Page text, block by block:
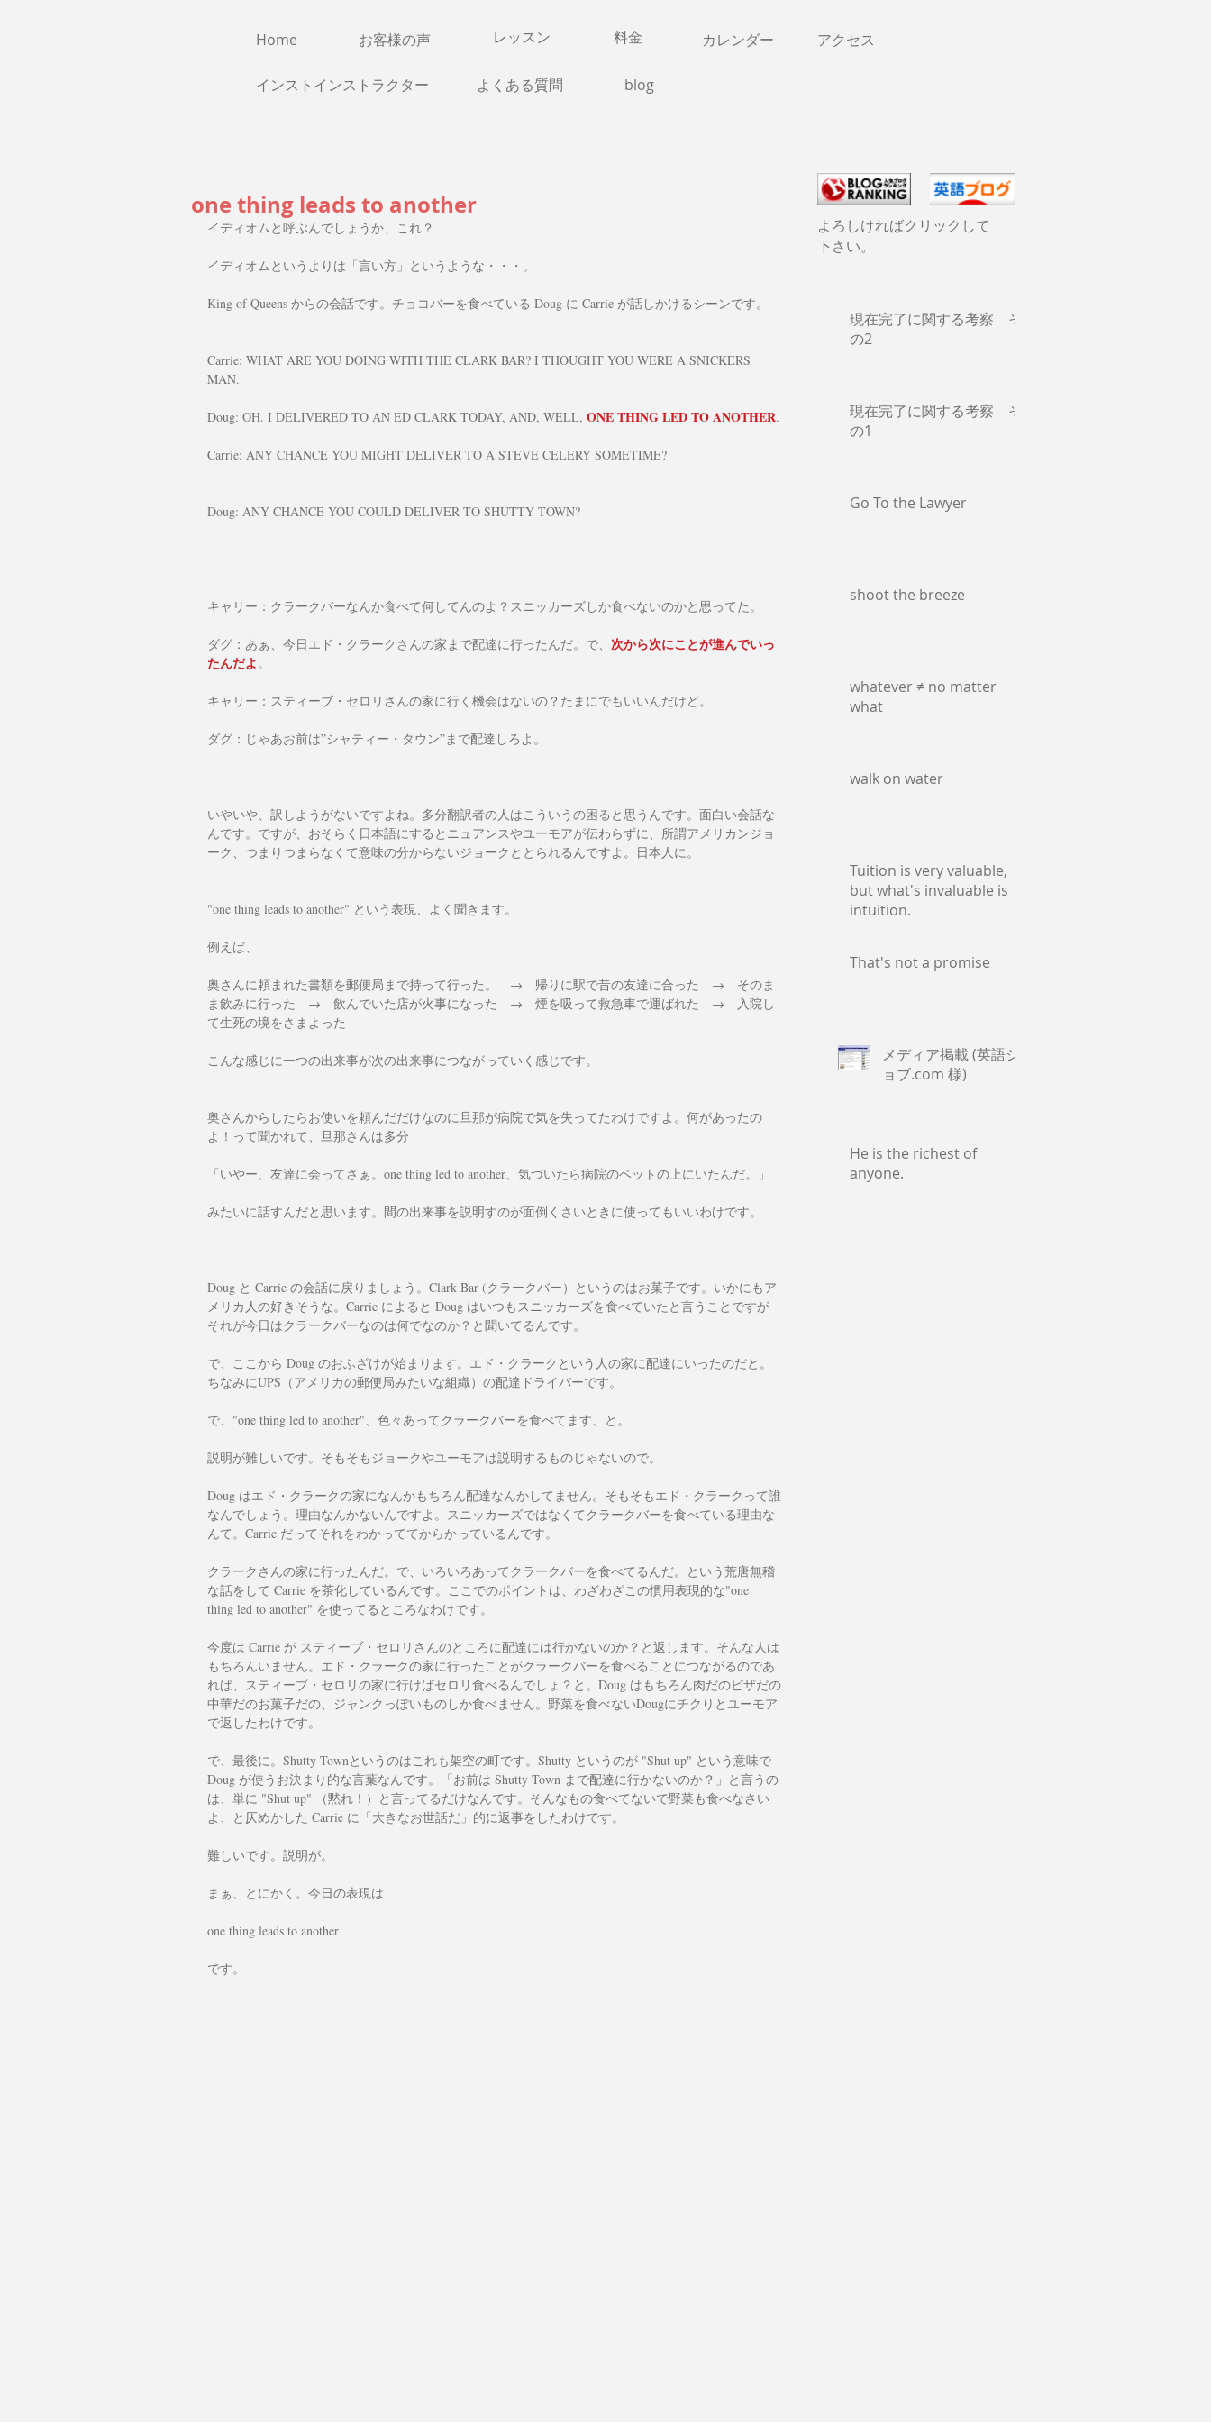
Home ​お客様の声
インストインストラクター
​レッスン
よくある質問
​料金​ ​カレンダー アクセス
blog
one thing leads to another
イディオムと呼ぶんでしょうか、これ？
イディオムというよりは「言い方」というような・・・。
King of Queens からの会話です。チョコバーを食べている Doug に Carrie が話しかけるシーンです。
Carrie: WHAT ARE YOU DOING WITH THE CLARK BAR? I THOUGHT YOU WERE A SNICKERS
MAN.
Doug: OH. I DELIVERED TO AN ED CLARK TODAY, AND, WELL, ONE THING LED TO ANOTHER.
Carrie: ANY CHANCE YOU MIGHT DELIVER TO A STEVE CELERY SOMETIME?
Doug: ANY CHANCE YOU COULD DELIVER TO SHUTTY TOWN?
キャリー：クラークバーなんか食べて何してんのよ？スニッカーズしか食べないのかと思ってた。
ダグ：あぁ、今日エド・クラークさんの家まで配達に行ったんだ。で、 次から次にことが進んでいっ
たんだよ。
キャリー：スティーブ・セロリさんの家に行く機会はないの？たまにでもいいんだけど。
ダグ：じゃあお前は”シャティー・タウン”まで配達しろよ。
いやいや、訳しようがないですよね。多分翻訳者の人はこういうの困ると思うんです。面白い会話な
んです。ですが、おそらく日本語にするとニュアンスやユーモアが伝わらずに、所謂アメリカンジョ
ーク、つまりつまらなくて意味の分からないジョークととられるんですよ。日本人に。
"one thing leads to another" という表現、よく聞きます。
例えば、
奥さんに頼まれた書類を郵便局まで持って行った。　→　帰りに駅で昔の友達に合った　→　そのま
ま飲みに行った　→　飲んでいた店が火事になった　→　煙を吸って救急車で運ばれた　→　入院し
て生死の境をさまよった
こんな感じに一つの出来事が次の出来事につながっていく感じです。
奥さんからしたらお使いを頼んだだけなのに旦那が病院で気を失ってたわけですよ。何があったの
よ！って聞かれて、旦那さんは多分
「いやー、友達に会ってさぁ。one thing led to another、気づいたら病院のベットの上にいたんだ。」
みたいに話すんだと思います。間の出来事を説明すのが面倒くさいときに使ってもいいわけです。
Doug と Carrie の会話に戻りましょう。Clark Bar (クラークバー）というのはお菓子です。いかにもア
メリカ人の好きそうな。Carrie によると Doug はいつもスニッカーズを食べていたと言うことですが
それが今日はクラークバーなのは何でなのか？と聞いてるんです。
で、ここから Doug のおふざけが始まります。エド・クラークという人の家に配達にいったのだと。
ちなみにUPS（アメリカの郵便局みたいな組織）の配達ドライバーです。
で、"one thing led to another"、色々あってクラークバーを食べてます、と。
説明が難しいです。そもそもジョークやユーモアは説明するものじゃないので。
Doug はエド・クラークの家になんかもちろん配達なんかしてません。そもそもエド・クラークって誰
なんでしょう。理由なんかないんですよ。スニッカーズではなくてクラークバーを食べている理由な
んて。Carrie だってそれをわかっててからかっているんです。
クラークさんの家に行ったんだ。で、いろいろあってクラークバーを食べてるんだ。という荒唐無稽
な話をして Carrie を茶化しているんです。ここでのポイントは、わざわざこの慣用表現的な"one
thing led to another" を使ってるところなわけです。
今度は Carrie が スティーブ・セロリさんのところに配達には行かないのか？と返します。そんな人は
もちろんいません。エド・クラークの家に行ったことがクラークバーを食べることにつながるのであ
れば、スティーブ・セロリの家に行けばセロリ食べるんでしょ？と。Doug はもちろん肉だのピザだの
中華だのお菓子だの、ジャンクっぽいものしか食べません。野菜を食べないDougにチクりとユーモア
で返したわけです。
で、最後に。Shutty Townというのはこれも架空の町です。Shutty というのが "Shut up" という意味で
Doug が使うお決まり的な言葉なんです。「お前は Shutty Town まで配達に行かないのか？」と言うの
は、単に "Shut up" （黙れ！）と言ってるだけなんです。そんなもの食べてないで野菜も食べなさい
よ、と仄めかした Carrie に「大きなお世話だ」的に返事をしたわけです。
難しいです。説明が。
まぁ、とにかく。今日の表現は
one thing leads to another
です。
よろしければクリックして
下さい。
現在完了に関する考察 そ
の2
現在完了に関する考察 そ
の1
Go To the Lawyer
shoot the breeze
whatever ≠ no matter
what
walk on water
Tuition is very valuable,
but what's invaluable is
intuition.
That's not a promise
メディア掲載 (英語ジ
ョブ.com 様)
He is the richest of
anyone.